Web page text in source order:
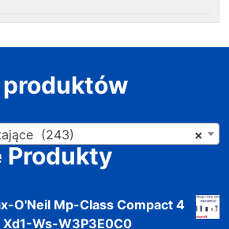
×
(243)
Produkty
O'Neil Mp-Class Compact 4
Ws-W3P3E0C0